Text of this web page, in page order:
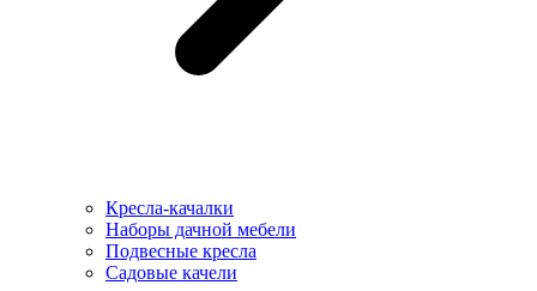
Кресла-качалки
Наборы дачной мебели
Подвесные кресла
Садовые качели